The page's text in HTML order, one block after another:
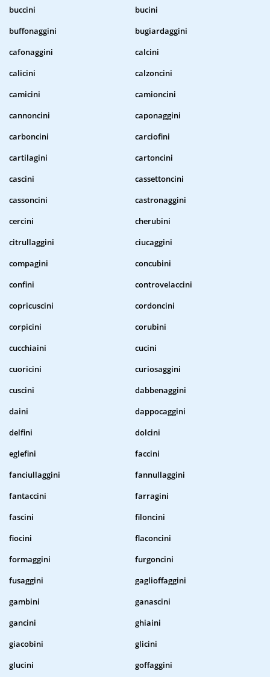
buccini
bucini
buffonaggini
bugiardaggini
cafonaggini
calcini
calicini
calzoncini
camicini
camioncini
cannoncini
caponaggini
carboncini
carciofini
cartilagini
cartoncini
cascini
cassettoncini
cassoncini
castronaggini
cercini
cherubini
citrullaggini
ciucaggini
compagini
concubini
confini
controvelaccini
copricuscini
cordoncini
corpicini
corubini
cucchiaini
cucini
cuoricini
curiosaggini
cuscini
dabbenaggini
daini
dappocaggini
delfini
dolcini
eglefini
faccini
fanciullaggini
fannullaggini
fantaccini
farragini
fascini
filoncini
fiocini
flaconcini
formaggini
furgoncini
fusaggini
gaglioffaggini
gambini
ganascini
gancini
ghiaini
giacobini
glicini
glucini
goffaggini